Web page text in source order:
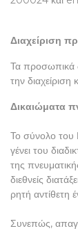
Διαχείριση
Τα προσωπικά
την
Δικαιώματα
Το σύνολο του
γένει του
της
διεθνείς
ρητή αντίθετη
Συνεπώς,